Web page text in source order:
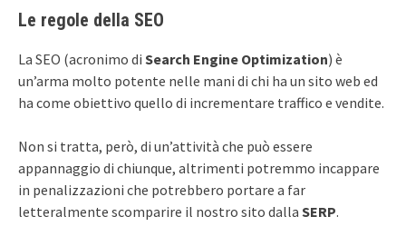
Le regole della SEO
La SEO (acronimo di Search Engine Optimization) è
un’arma molto potente nelle mani di chi ha un sito web ed
ha come obiettivo quello di incrementare traffico e vendite.
Non si tratta, però, di un’attività che può essere
appannaggio di chiunque, altrimenti potremmo incappare
in penalizzazioni che potrebbero portare a far
letteralmente scomparire il nostro sito dalla SERP.